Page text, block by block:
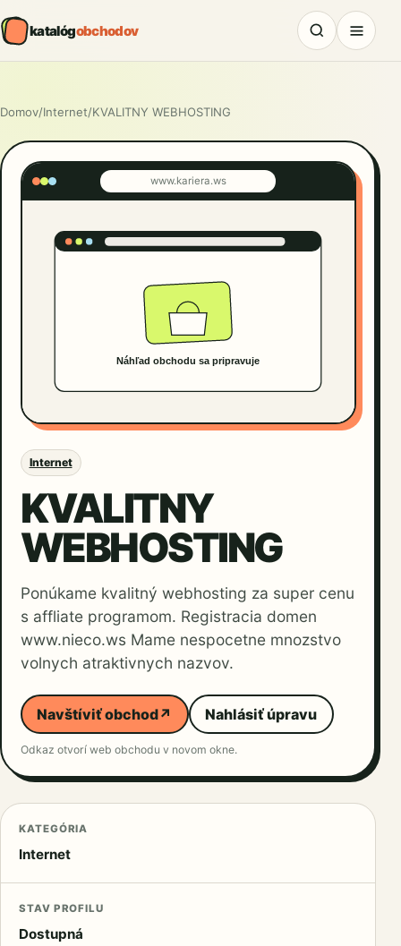
katalógobchodov
Domov/Internet/KVALITNY WEBHOSTING
www.kariera.ws
Internet
KVALITNY
WEBHOSTING
Ponúkame kvalitný webhosting za super cenu
s affliate programom. Registracia domen
www.nieco.ws Mame nespocetne mnozstvo
volnych atraktivnych nazvov.
Navštíviť obchod↗ Nahlásiť úpravu
Odkaz otvorí web obchodu v novom okne.
KATEGÓRIA
Internet
STAV PROFILU
Dostupná